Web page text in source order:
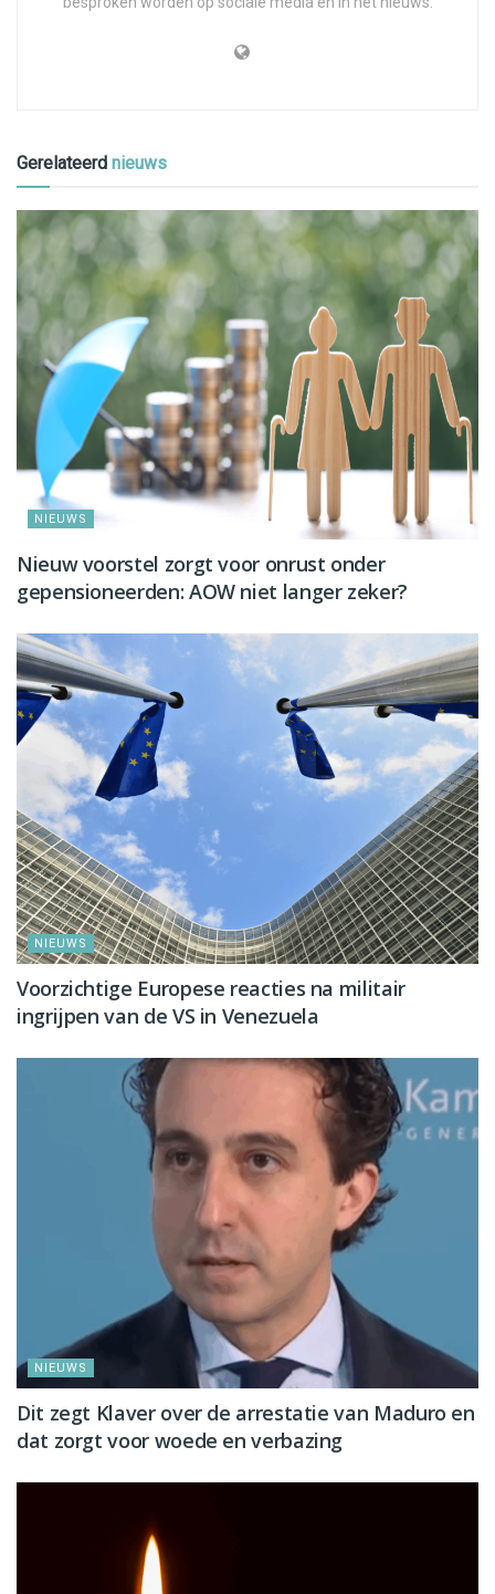
Gerelateerd nieuws
NIEUWS
Nieuw voorstel zorgt voor onrust onder
gepensioneerden: AOW niet langer zeker?
NIEUWS
Voorzichtige Europese reacties na militair
ingrijpen van de VS in Venezuela
NIEUWS
Dit zegt Klaver over de arrestatie van Maduro en
dat zorgt voor woede en verbazing